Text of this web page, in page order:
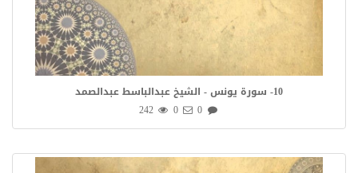
10- سورة يونس - الشيخ عبدالباسط عبدالصمد
0
0
242